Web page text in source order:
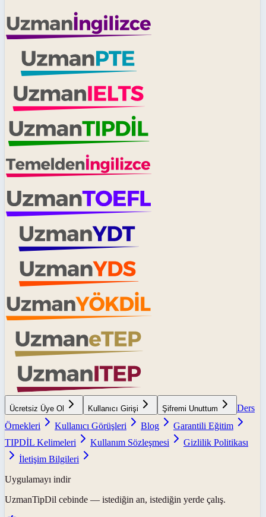
Ücretsiz Üye Ol Kullanıcı Girişi Şifremi Unuttum
Ders
Örnekleri
Kullanıcı Görüşleri Blog
Garantili Eğitim
TIPDİL Kelimeleri
Kullanım Sözleşmesi
Gizlilik Politikası
İletişim Bilgileri
Uygulamayı indir
UzmanTipDil cebinde — istediğin an, istediğin yerde çalış.